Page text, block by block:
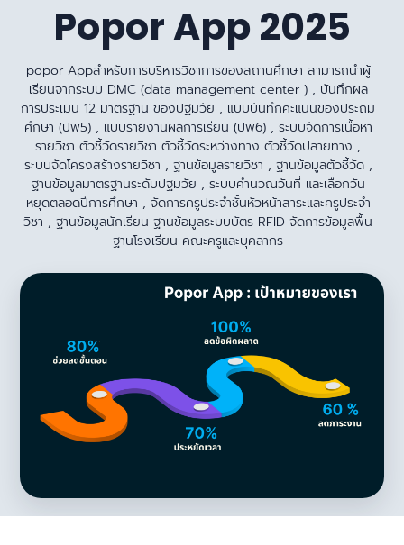
Popor App 2025
popor Appสำหรับการบริหารวิชาการของสถานศึกษา สามารถนำผู้
เรียนจากระบบ DMC (data management center ) , บันทึกผล
การประเมิน 12 มาตรฐาน ของปฐมวัย , แบบบันทึกคะแนนของประถม
ศึกษา (ปพ5) , แบบรายงานผลการเรียน (ปพ6) , ระบบจัดการเนื้อหา
รายวิชา ตัวชี้วัดรายวิชา ตัวชี้วัดระหว่างทาง ตัวชี้วัดปลายทาง ,
ระบบจัดโครงสร้างรายวิชา , ฐานข้อมูลรายวิชา , ฐานข้อมูลตัวชี้วัด ,
ฐานข้อมูลมาตรฐานระดับปฐมวัย , ระบบคำนวณวันที่ และเลือกวัน
หยุดตลอดปีการศึกษา , จัดการครูประจำชั้นหัวหน้าสาระและครูประจำ
วิชา , ฐานข้อมูลนักเรียน ฐานข้อมูลระบบบัตร RFID จัดการข้อมูลพื้น
ฐานโรงเรียน คณะครูและบุคลากร